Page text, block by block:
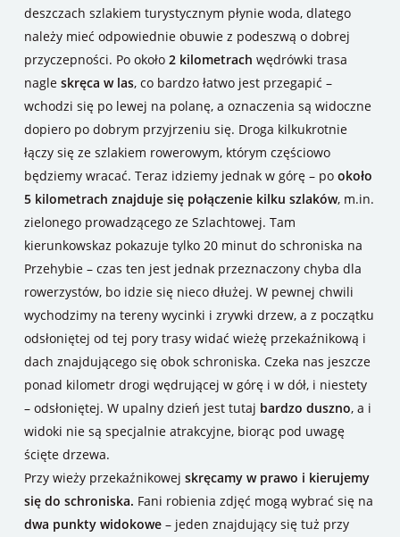
deszczach szlakiem turystycznym płynie woda, dlatego
należy mieć odpowiednie obuwie z podeszwą o dobrej
przyczepności. Po około 2 kilometrach wędrówki trasa
nagle skręca w las, co bardzo łatwo jest przegapić –
wchodzi się po lewej na polanę, a oznaczenia są widoczne
dopiero po dobrym przyjrzeniu się. Droga kilkukrotnie
łączy się ze szlakiem rowerowym, którym częściowo
będziemy wracać. Teraz idziemy jednak w górę – po około
5 kilometrach znajduje się połączenie kilku szlaków, m.in.
zielonego prowadzącego ze Szlachtowej. Tam
kierunkowskaz pokazuje tylko 20 minut do schroniska na
Przehybie – czas ten jest jednak przeznaczony chyba dla
rowerzystów, bo idzie się nieco dłużej. W pewnej chwili
wychodzimy na tereny wycinki i zrywki drzew, a z początku
odsłoniętej od tej pory trasy widać wieżę przekaźnikową i
dach znajdującego się obok schroniska. Czeka nas jeszcze
ponad kilometr drogi wędrującej w górę i w dół, i niestety
– odsłoniętej. W upalny dzień jest tutaj bardzo duszno, a i
widoki nie są specjalnie atrakcyjne, biorąc pod uwagę
ścięte drzewa.
Przy wieży przekaźnikowej skręcamy w prawo i kierujemy
się do schroniska. Fani robienia zdjęć mogą wybrać się na
dwa punkty widokowe– jeden znajdujący się tuż przy